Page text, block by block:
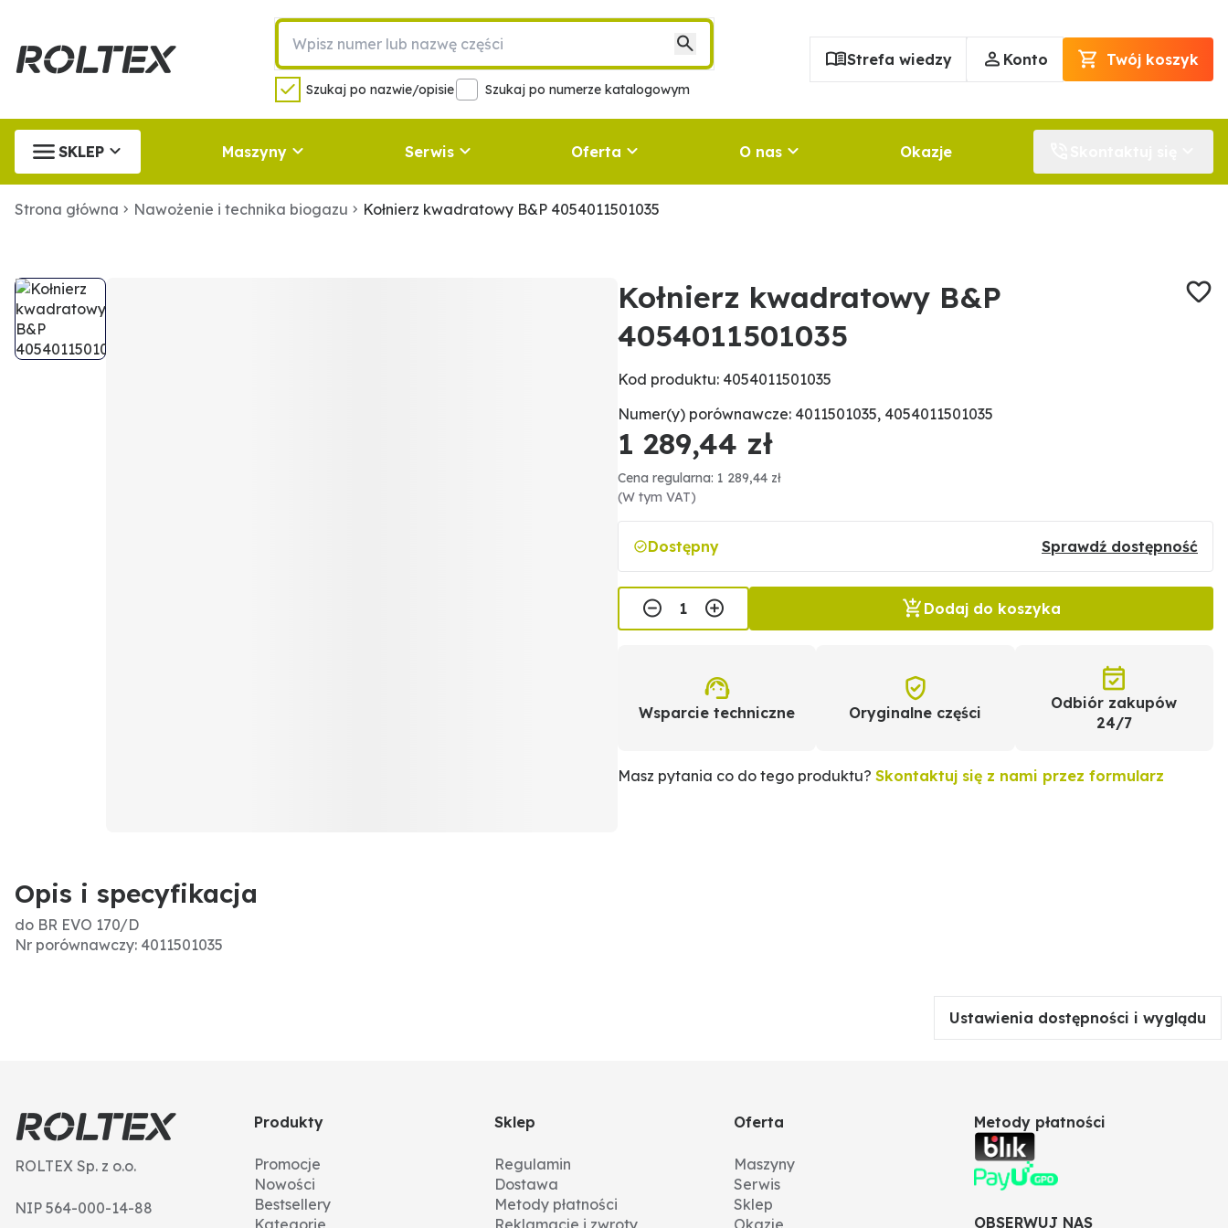
Szukaj po nazwie/opisie Szukaj po numerze katalogowym
Strefa wiedzy Konto Twój koszyk
SKLEP Maszyny Serwis Oferta O nas Okazje
Strona główna Nawożenie i technika biogazu Kołnierz kwadratowy B&P 4054011501035
Kołnierz kwadratowy B&P
4054011501035
Kod produktu: 4054011501035
Numer(y) porównawcze: 4011501035, 4054011501035
1 289,44 zł
Cena regularna: 1 289,44 zł
(W tym VAT)
Dostępny Sprawdź dostępność
Dodaj do koszyka
Wsparcie techniczne Oryginalne części
Odbiór zakupów
24/7
Masz pytania co do tego produktu? Skontaktuj się z nami przez formularz
Opis i specyfikacja
do BR EVO 170/D
Nr porównawczy: 4011501035
Ustawienia dostępności i wyglądu
ROLTEX Sp. z o.o.
NIP 564-000-14-88
Produkty
Promocje
Nowości
Bestsellery
Kategorie
Sklep
Regulamin
Dostawa
Metody płatności
Reklamacje i zwroty
Oferta
Maszyny
Serwis
Sklep
Okazje
Metody płatności
OBSERWUJ NAS